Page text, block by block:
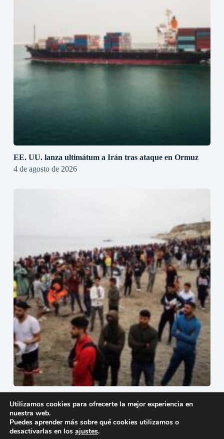
EE. UU. lanza ultimátum a Irán tras ataque en Ormuz
4 de agosto de 2026
devolución de migrantes
30 de julio de 2026
Utilizamos cookies para ofrecerte la mejor experiencia en
nuestra web.
Puedes aprender más sobre qué cookies utilizamos o
desactivarlas en los ajustes.